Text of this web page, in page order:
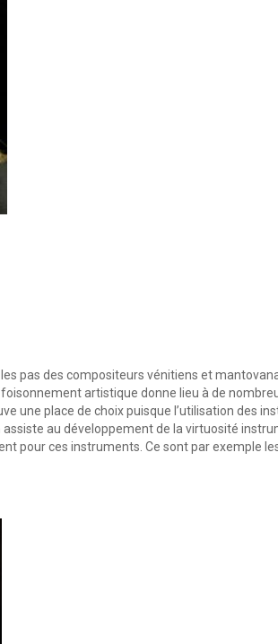
pas des compositeurs vénitiens et
artistique donne lieu à de
une place de choix puisque l’utilisation des
au développement de la virtuosité
pour ces instruments. Ce sont par exemple